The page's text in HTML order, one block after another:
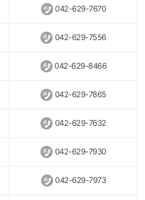
042-629-7670
042-629-7556
042-629-8466
042-629-7865
042-629-7632
042-629-7930
042-629-7973